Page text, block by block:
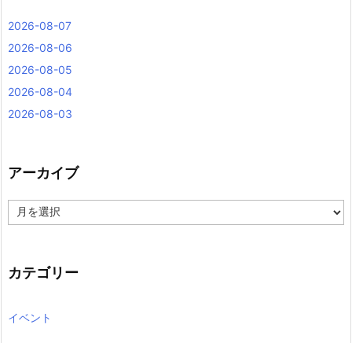
2026-08-07
2026-08-06
2026-08-05
2026-08-04
2026-08-03
アーカイブ
ー
ブ
カテゴリー
イベント